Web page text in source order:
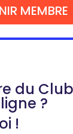
MEMBRE
du
?
!